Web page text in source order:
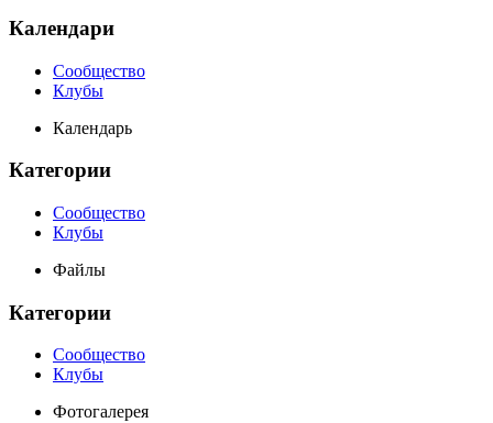
Календари
Сообщество
Клубы
Календарь
Категории
Сообщество
Клубы
Файлы
Категории
Сообщество
Клубы
Фотогалерея